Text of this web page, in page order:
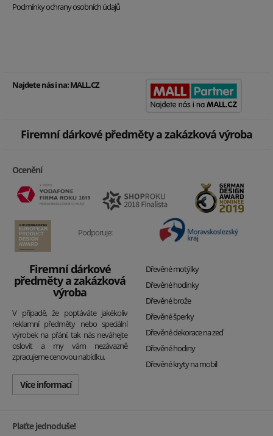
Podmínky ochrany osobních údajů
Najdete nás i na:MALL.CZ
Firemní dárkové předměty a zakázková výroba
Ocenění
Podporuje:
Firemní dárkové
předměty a zakázková
výroba
V případě, že poptáváte jakékoliv
reklamní předměty nebo speciální
výrobek na přání, tak nás neváhejte
oslovit a my vám nezávazně
zpracujeme cenovou nabídku.
Více informací
Dřevěné motýlky
Dřevěné hodinky
Dřevěné brože
Dřevěné šperky
Dřevěné dekorace na zeď
Dřevěné hodiny
Dřevěné kryty na mobil
Plaťte jednoduše!